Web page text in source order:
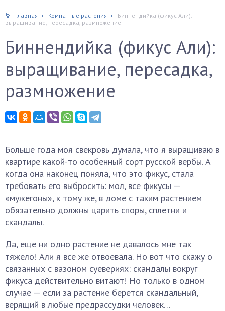
Главная Комнатные растения
Биннендийка (фикус Али):
выращивание, пересадка, размножение
Биннендийка (фикус Али):
выращивание, пересадка,
размножение
Больше года моя свекровь думала, что я выращиваю в
квартире какой-то особенный сорт русской вербы. А
когда она наконец поняла, что это фикус, стала
требовать его выбросить: мол, все фикусы —
«мужегоны», к тому же, в доме с таким растением
обязательно должны царить споры, сплетни и
скандалы.
Да, еще ни одно растение не давалось мне так
тяжело! Али я все же отвоевала. Но вот что скажу о
связанных с вазоном суевериях: скандалы вокруг
фикуса действительно витают! Но только в одном
случае — если за растение берется скандальный,
верящий в любые предрассудки человек…